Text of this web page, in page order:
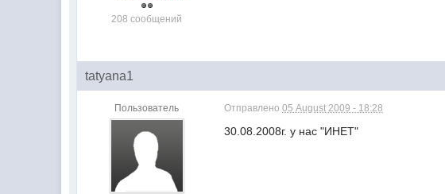
208 сообщений
tatyana1
Пользователь Отправлено05 August 2009 - 18:28
30.08.2008г. у нас "ИНЕТ"